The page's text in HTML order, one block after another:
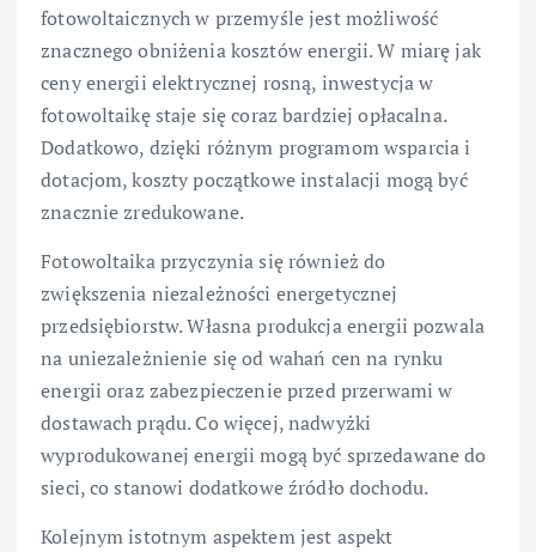
fotowoltaicznych w przemyśle jest możliwość
znacznego obniżenia kosztów energii. W miarę jak
ceny energii elektrycznej rosną, inwestycja w
fotowoltaikę staje się coraz bardziej opłacalna.
Dodatkowo, dzięki różnym programom wsparcia i
dotacjom, koszty początkowe instalacji mogą być
znacznie zredukowane.
Fotowoltaika przyczynia się również do
zwiększenia niezależności energetycznej
przedsiębiorstw. Własna produkcja energii pozwala
na uniezależnienie się od wahań cen na rynku
energii oraz zabezpieczenie przed przerwami w
dostawach prądu. Co więcej, nadwyżki
wyprodukowanej energii mogą być sprzedawane do
sieci, co stanowi dodatkowe źródło dochodu.
Kolejnym istotnym aspektem jest aspekt